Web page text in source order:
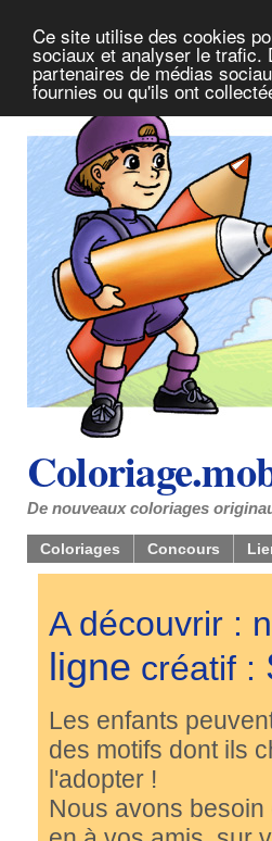
Ce site utilise des cookies
sociaux et analyser le trafic.
partenaires de médias
fournies ou qu'ils ont
De nouveaux coloriages
Coloriages Concours
A découvrir :
ligne créatif :
Les enfants
des motifs dont ils
l'adopter !
Nous avons